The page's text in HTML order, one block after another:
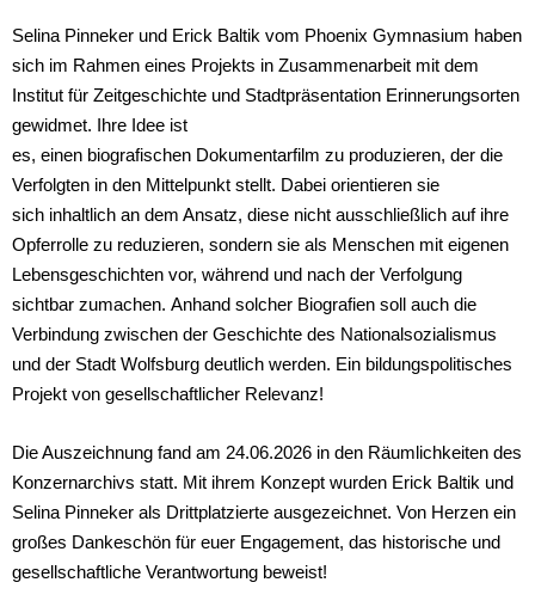
Selina Pinneker und Erick Baltik vom Phoenix Gymnasium haben
sich im Rahmen eines Projekts in Zusammenarbeit mit dem
Institut für Zeitgeschichte und Stadtpräsentation Erinnerungsorten
gewidmet. Ihre Idee ist
es, einen biografischen Dokumentarfilm zu produzieren, der die
Verfolgten in den Mittelpunkt stellt. Dabei orientieren sie
sich inhaltlich an dem Ansatz, diese nicht ausschließlich auf ihre
Opferrolle zu reduzieren, sondern sie als Menschen mit eigenen
Lebensgeschichten vor, während und nach der Verfolgung
sichtbar zumachen. Anhand solcher Biografien soll auch die
Verbindung zwischen der Geschichte des Nationalsozialismus
und der Stadt Wolfsburg deutlich werden. Ein bildungspolitisches
Projekt von gesellschaftlicher Relevanz!
Die Auszeichnung fand am 24.06.2026 in den Räumlichkeiten des
Konzernarchivs statt. Mit ihrem Konzept wurden Erick Baltik und
Selina Pinneker als Drittplatzierte ausgezeichnet. Von Herzen ein
großes Dankeschön für euer Engagement, das historische und
gesellschaftliche Verantwortung beweist!